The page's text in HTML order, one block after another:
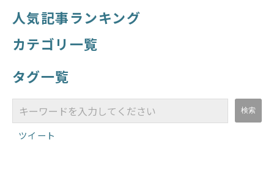
人気記事ランキング
カテゴリ一覧
タグ一覧
ツイート